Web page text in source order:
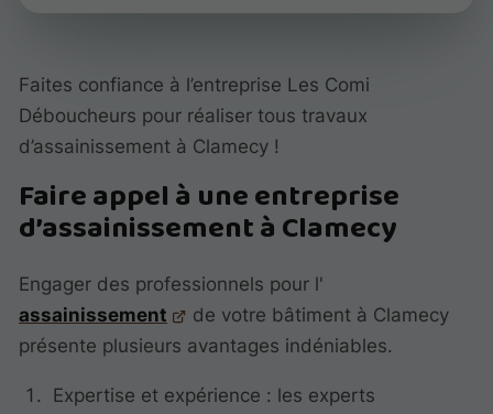
Faites confiance à l’entreprise Les Comi
Déboucheurs pour réaliser tous travaux
d’assainissement à Clamecy !
Faire appel à une entreprise
d’assainissement à Clamecy
Engager des professionnels pour l'
assainissement
de votre bâtiment à Clamecy
présente plusieurs avantages indéniables.
Expertise et expérience : les experts